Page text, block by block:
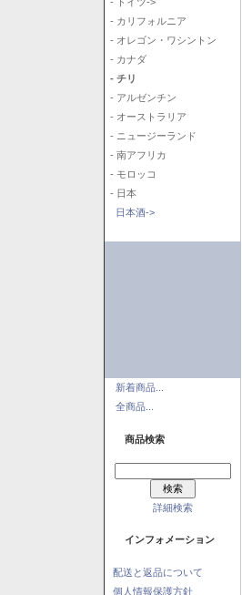
- カリフォルニア
- オレゴン・ワシントン
- カナダ
- チリ
- アルゼンチン
- オーストラリア
- ニュージーランド
- 南アフリカ
- モロッコ
- 日本
日本酒->
新着商品...
全商品...
商品検索
詳細検索
インフォメーション
配送と返品について
個人情報保護方針